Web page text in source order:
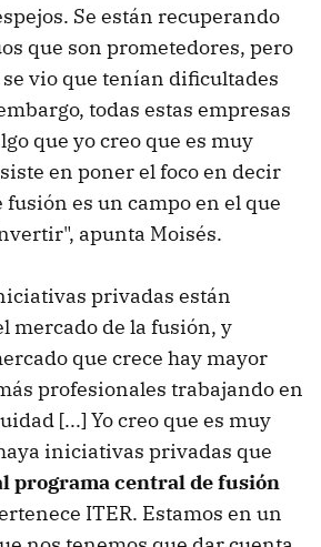
Se están recuperando
que son prometedores, pero
se vio que tenían dificultades
todas estas empresas
que yo creo que es muy
en poner el foco en decir
fusión es un campo en el que
apunta Moisés.
privadas están
mercado de la fusión, y
que crece hay mayor
profesionales trabajando en
[...] Yo creo que es muy
iniciativas privadas que
programa central de fusión
ITER. Estamos en un